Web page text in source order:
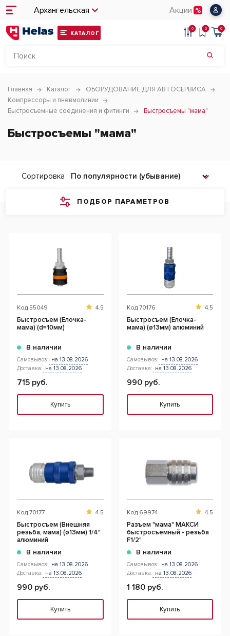
Архангельская Акции
КАТАЛОГ
0 0 0
Главная Каталог
ОБОРУДОВАНИЕ ДЛЯ АВТОСЕРВИСА
Компрессоры и пневмолинии
Быстросъемные соединения и фитинги
Быстросъемы "мама"
Быстросъемы "мама"
ПОДБОР ПАРАМЕТРОВ
Сортировка
Код 55049 4.5
Быстросъем (Елочка-
мама) (d=10мм)
В наличии
Самовывоз: на 13.08.2026
Доставка: на 13.08.2026
715 руб.
Купить
Код 70176 4.5
Быстросъем (Елочка-
мама) (ø13мм) алюминий
В наличии
Самовывоз: на 13.08.2026
Доставка: на 13.08.2026
990 руб.
Купить
Код 70177 4.5
Быстросъем (Внешняя
резьба, мама) (ø13мм) 1/4"
алюминий
В наличии
Самовывоз: на 13.08.2026
Доставка: на 13.08.2026
990 руб.
Купить
Код 69974 4.5
Разъем "мама" МАКСИ
быстросъемный - резьба
F1/2"
В наличии
Самовывоз: на 13.08.2026
Доставка: на 13.08.2026
1 180 руб.
Купить